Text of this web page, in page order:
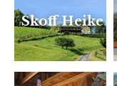
Skoff Heike